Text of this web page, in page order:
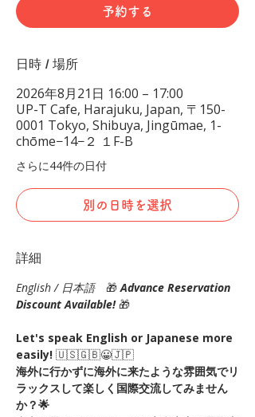
予約する
日時 / 場所
2026年8月21日 16:00 – 17:00
UP-T Cafe, Harajuku, Japan, 〒150-
0001 Tokyo, Shibuya, Jingūmae, 1-
chōme−14−２ １F-B
さらに44件の日付
別の日時を選択
詳細
English / 日本語 🎁 Advance Reservation
Discount Available! 🎁
Let's speak English or Japanese more
easily! 🇺🇸🇬🇧😀🇯🇵
海外に行かずに海外に来たような雰囲気でリ
ラックスして楽しく国際交流してみません
か？🌟